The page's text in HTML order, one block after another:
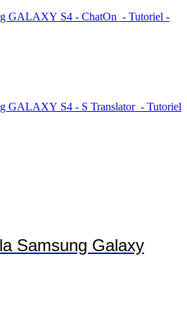
GALAXY S4 - Lecteur optique -
- GALAXY S4 - Smart Scroll -